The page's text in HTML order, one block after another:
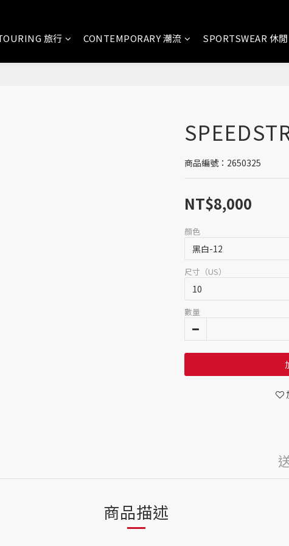
旅行 CONTEMPORARY 潮流 SPORTSWEAR 休閒
商品編號：2650325
NT$8,000
顏色
尺寸（US）
數量
商品描述